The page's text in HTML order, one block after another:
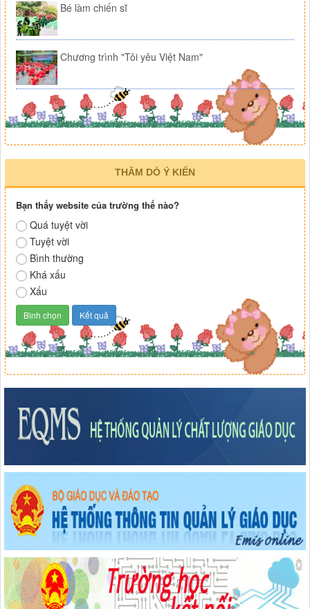
Bé làm chiến sĩ
Chương trình "Tôi yêu Việt Nam"
THĂM DÒ Ý KIẾN
Bạn thấy website của trường thế nào?
Quá tuyệt vời
Tuyệt vời
Bình thường
Khá xấu
Xấu